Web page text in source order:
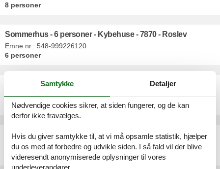
8 personer
Sommerhus - 6 personer - Kybehuse - 7870 - Roslev
Emne nr.: 548-999226120
6 personer
Emne nr.:548-999239170
6 personer
Sommerhus - 4 personer - Eskovvej - 7870 - Roslev
Emne nr.:548-999217817
4 personer
Samtykke Detaljer
Nødvendige cookies sikrer, at siden fungerer, og de kan
derfor ikke fravælges.
Hvis du giver samtykke til, at vi må opsamle statistik, hjælper
du os med at forbedre og udvikle siden. I så fald vil der blive
videresendt anonymiserede oplysninger til vores
underleverandører.